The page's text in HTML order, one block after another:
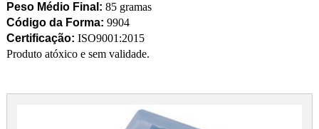
Peso Médio Final: 85 gramas
Código da Forma: 9904
Certificação: ISO9001:2015
Produto atóxico e sem validade.